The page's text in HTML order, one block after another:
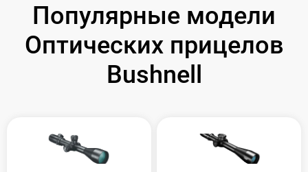
Популярные модели
Оптических прицелов
Bushnell